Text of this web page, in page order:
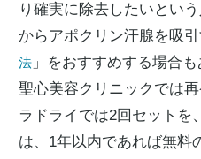
り確実に除去したいとい
からアポクリン汗腺を吸引
法 」をおすすめする場合も
聖心美容クリニックでは
ラドライでは2回セットを
は、1年以内であれば無料